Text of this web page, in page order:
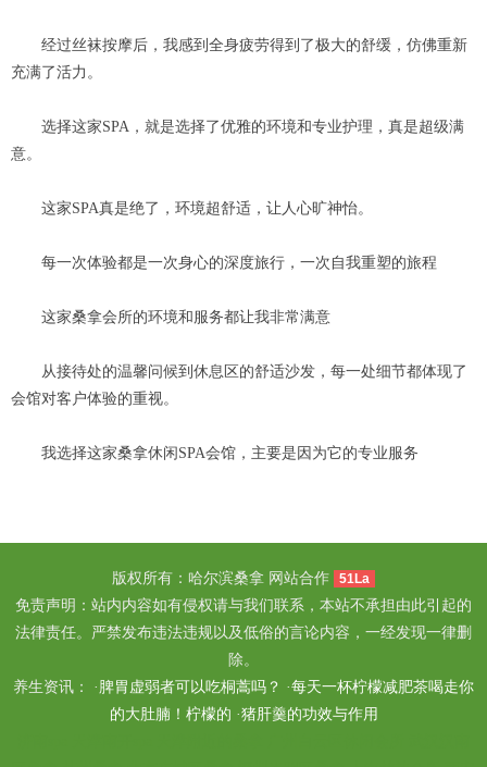
经过丝袜按摩后，我感到全身疲劳得到了极大的舒缓，仿佛重新
充满了活力。
选择这家SPA，就是选择了优雅的环境和专业护理，真是超级满
意。
这家SPA真是绝了，环境超舒适，让人心旷神怡。
每一次体验都是一次身心的深度旅行，一次自我重塑的旅程
这家桑拿会所的环境和服务都让我非常满意
从接待处的温馨问候到休息区的舒适沙发，每一处细节都体现了
会馆对客户体验的重视。
我选择这家桑拿休闲SPA会馆，主要是因为它的专业服务
版权所有：哈尔滨桑拿 网站合作 51La
免责声明：站内内容如有侵权请与我们联系，本站不承担由此引起的
法律责任。严禁发布违法违规以及低俗的言论内容，一经发现一律删
除。
养生资讯： · 脾胃虚弱者可以吃桐蒿吗？ ·每天一杯柠檬减肥茶喝走你
的大肚腩！柠檬的 ·猪肝羹的功效与作用